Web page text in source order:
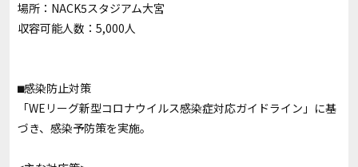
場所：NACK5スタジアム大宮
収容可能人数：5,000人
⬛︎感染防止対策
「WEリーグ新型コロナウイルス感染症対応ガイドライン」に基
づき、感染予防策を実施。